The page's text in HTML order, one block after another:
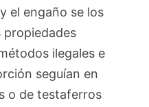
el engaño se los
propiedades
ilegales e
seguían en
o de testaferros